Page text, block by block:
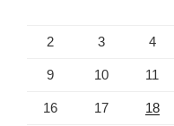
2 3 4
9 10 11
16 17 18